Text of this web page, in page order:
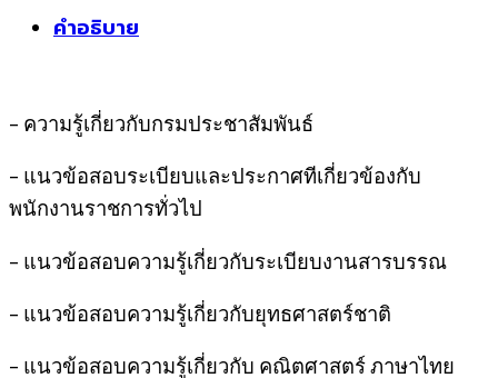
ข้อสอบ
ทั่วไป
กรม
ประชาสัมพันธ์
คำอธิบาย
– ความรู้เกี่ยวกับกรมประชาสัมพันธ์
– แนวข้อสอบระเบียบและประกาศทีเกี่ยวข้องกับ
พนักงานราชการทั่วไป
– แนวข้อสอบความรู้เกี่ยวกับระเบียบงานสารบรรณ
– แนวข้อสอบความรู้เกี่ยวกับยุทธศาสตร์ชาติ
– แนวข้อสอบความรู้เกี่ยวกับ คณิตศาสตร์ ภาษาไทย